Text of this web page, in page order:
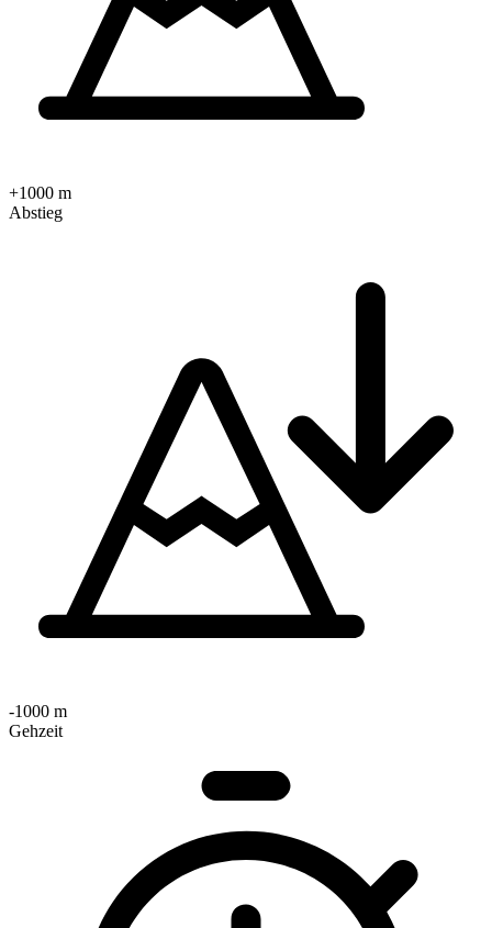
+1000 m
Abstieg
-1000 m
Gehzeit